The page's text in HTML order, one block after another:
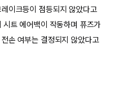
이크등이 점등되지 않았다고
트 에어백이 작동하며 퓨즈가
손 여부는 결정되지 않았다고